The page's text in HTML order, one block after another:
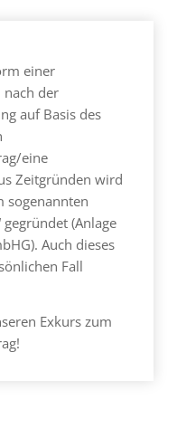
einer
nach der
auf Basis des
eine
Zeitgründen wird
sogenannten
(Anlage
Auch dieses
Fall
Exkurs zum